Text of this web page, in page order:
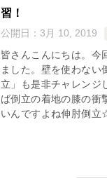
習！
公開日： 3月 10, 2019
皆さんこんにちは。今
ました。壁を使わない
立」も是非チャレンジ
ば倒立の着地の膝の衝
いんですよね伸肘倒立